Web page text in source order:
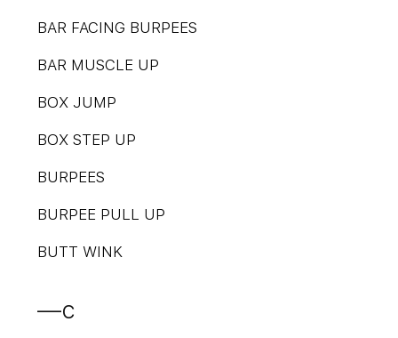
BAR FACING BURPEES
BAR MUSCLE UP
BOX JUMP
BOX STEP UP
BURPEES
BURPEE PULL UP
BUTT WINK
—c